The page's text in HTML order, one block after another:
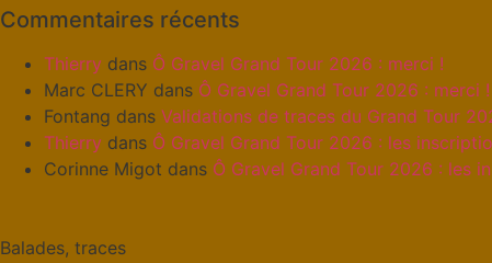
Commentaires récents
Thierry dans Ô Gravel Grand Tour 2026 : merci !
Marc CLERY dans Ô Gravel Grand Tour 2026 : merci !
Fontang dans Validations de traces du Grand Tour
Thierry dans Ô Gravel Grand Tour 2026 : les
Corinne Migot dans Ô Gravel Grand Tour 2026 : les
Balades, traces